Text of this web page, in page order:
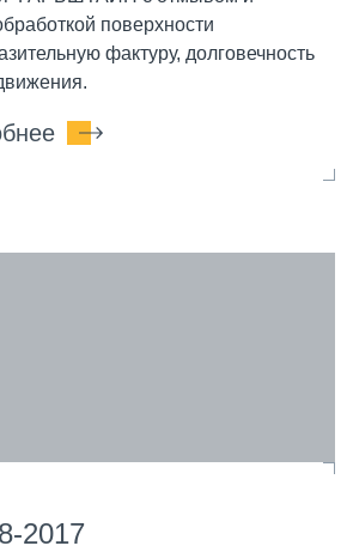
поверхности
фактуру, долговечность
2017